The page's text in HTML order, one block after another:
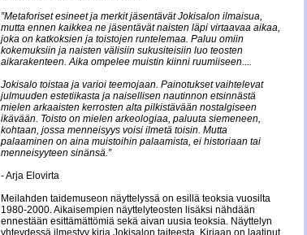
”Metaforiset esineet ja merkit jäsentävät Jokisalon ilmaisua,
mutta ennen kaikkea ne jäsentävät naisten läpi virtaavaa aikaa,
joka on katkoksien ja toistojen runtelemaa. Paluu omiin
kokemuksiin ja naisten välisiin sukusiteisiin luo teosten
aikarakenteen. Aika ompelee muistin kiinni ruumiiseen....
Jokisalo toistaa ja varioi teemojaan. Painotukset vaihtelevat
julmuuden estetiikasta ja naisellisen nautinnon etsinnästä
mielen arkaaisten kerrosten alta pilkistävään nostalgiseen
ikävään. Toisto on mielen arkeologiaa, paluuta siemeneen,
kohtaan, jossa menneisyys voisi ilmetä toisin. Mutta
palaaminen on aina muistoihin palaamista, ei historiaan tai
menneisyyteen sinänsä.”
- Arja Elovirta
Meilahden taidemuseon näyttelyssä on esillä teoksia vuosilta
1980-2000. Aikaisempien näyttelyteosten lisäksi nähdään
ennestään esittämättömiä sekä aivan uusia teoksia. Näyttelyn
yhteydessä ilmestyy kirja Jokisalon taiteesta. Kirjaan on laatinut